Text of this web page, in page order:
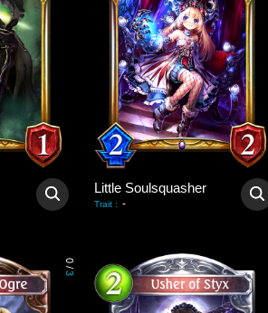
Little Soulsquasher
Trait : -
0
/
3